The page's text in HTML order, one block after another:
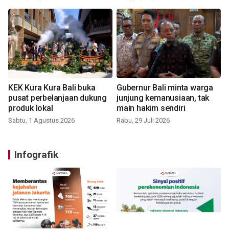
KEK Kura Kura Bali buka
pusat perbelanjaan dukung
produk lokal
Sabtu, 1 Agustus 2026
Gubernur Bali minta warga
junjung kemanusiaan, tak
main hakim sendiri
Rabu, 29 Juli 2026
Infografik